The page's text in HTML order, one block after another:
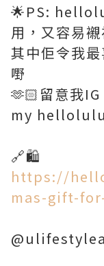
🌟PS:
用，又容易
其中佢令我
嘢
🫶🏻留意我
my
🔗🛍️
https://
mas-gift-